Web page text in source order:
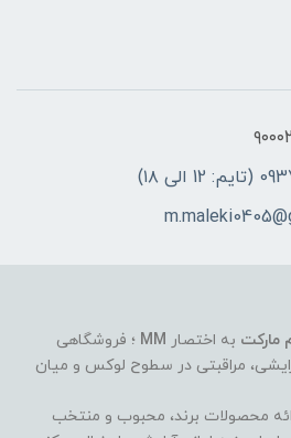
الی ۱۸)
مارکت به اختصار MM ؛ فروشگاهی
آرایشی، مراقبتی در سطوح لوکس و میان
سیاست ارائه محصولات برند، محبوب و منتخب